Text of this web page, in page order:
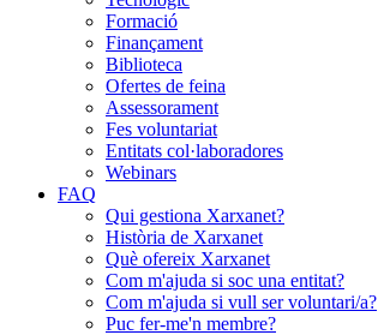
Formació
Finançament
Biblioteca
Ofertes de feina
Assessorament
Fes voluntariat
Entitats col·laboradores
Webinars
FAQ
Qui gestiona Xarxanet?
Història de Xarxanet
Què ofereix Xarxanet
Com m'ajuda si soc una entitat?
Com m'ajuda si vull ser voluntari/a?
Puc fer-me'n membre?